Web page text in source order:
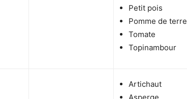
Petit pois
Pomme de terre
Tomate
Topinambour
Artichaut